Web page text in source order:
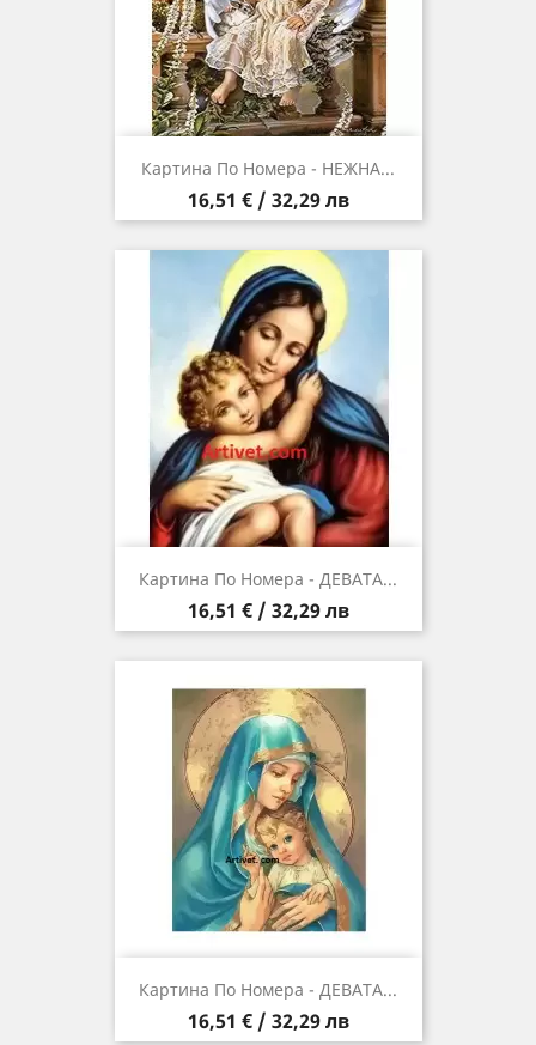
Картина По Номера - НЕЖНА...
Цена
16,51 € / 32,29 лв
Картина По Номера - ДЕВАТА...
Цена
16,51 € / 32,29 лв
Картина По Номера - ДЕВАТА...
Цена
16,51 € / 32,29 лв